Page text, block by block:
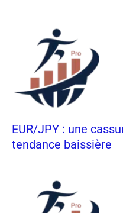
EUR/JPY : une
tendance baissière